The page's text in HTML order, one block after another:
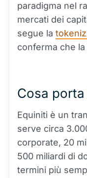
paradigma nel
mercati dei
segue la
conferma che
Cosa
Equiniti è un
serve circa
corporate, 20
500 miliardi di
termini più